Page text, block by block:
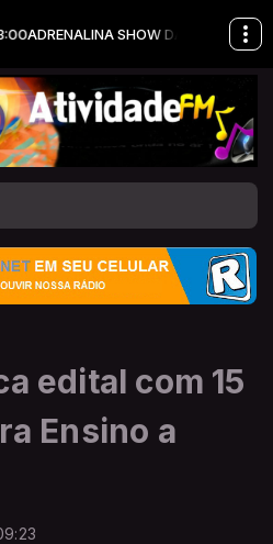
SHOW DA MANHÃ com
edital com 15
Ensino a